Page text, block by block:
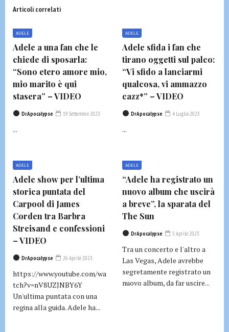
Articoli correlati
ADELE
Adele a una fan che le
chiede di sposarla:
“Sono etero amore mio,
mio marito è qui
stasera” – VIDEO
DrApocalypse 19 Settembre 2023
...
ADELE
Adele sfida i fan che
tirano oggetti sul palco:
“Vi sfido a lanciarmi
qualcosa, vi ammazzo
cazz*” – VIDEO
DrApocalypse 4 Luglio 2023
...
ADELE
Adele show per l’ultima
storica puntata del
Carpool di James
Corden tra Barbra
Streisand e confessioni
– VIDEO
DrApocalypse 26 Aprile 2023
https://www.youtube.com/wa
tch?v=nV8UZJNBY6Y
Un'ultima puntata con una
regina alla guida. Adele ha...
ADELE
“Adele ha registrato un
nuovo album che uscirà
a breve”, la sparata del
The Sun
DrApocalypse 5 Aprile 2023
Tra un concerto e l'altro a
Las Vegas, Adele avrebbe
segretamente registrato un
nuovo album, da far uscire...